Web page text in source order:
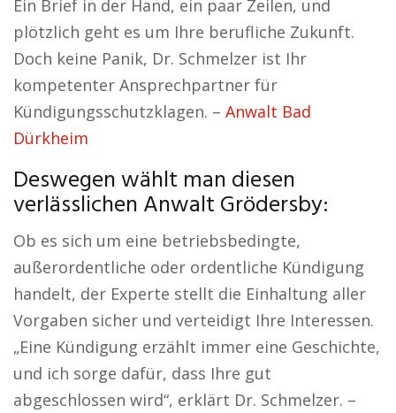
Ein Brief in der Hand, ein paar Zeilen, und
plötzlich geht es um Ihre berufliche Zukunft.
Doch keine Panik, Dr. Schmelzer ist Ihr
kompetenter Ansprechpartner für
Kündigungsschutzklagen. – Anwalt Bad
Dürkheim
Deswegen wählt man diesen
verlässlichen Anwalt Grödersby:
Ob es sich um eine betriebsbedingte,
außerordentliche oder ordentliche Kündigung
handelt, der Experte stellt die Einhaltung aller
Vorgaben sicher und verteidigt Ihre Interessen.
„Eine Kündigung erzählt immer eine Geschichte,
und ich sorge dafür, dass Ihre gut
abgeschlossen wird“, erklärt Dr. Schmelzer. –